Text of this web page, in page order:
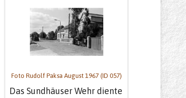
Foto Rudolf Paksa August 1967 (ID 057)
Das Sundhäuser Wehr diente